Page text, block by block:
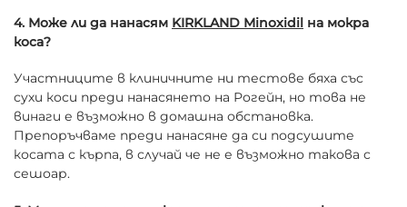
4. Може ли да нанасям KIRKLAND Minoxidil на мокра
коса?
Участниците в клиничните ни тестове бяха със
сухи коси преди нанасянето на Рогейн, но това не
винаги е възможно в домашна обстановка.
Препоръчваме преди нанасяне да си подсушите
косата с кърпа, в случай че не е възможно такова с
сешоар.